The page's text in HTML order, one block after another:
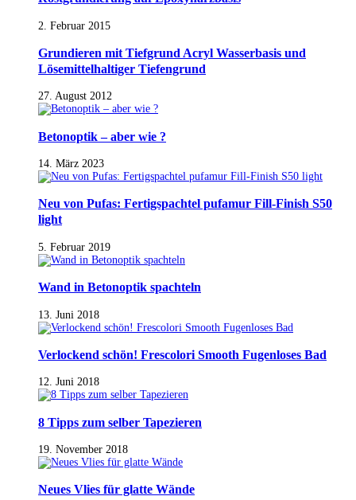
2. Februar 2015
Grundieren mit Tiefgrund Acryl Wasserbasis und
Lösemittelhaltiger Tiefengrund
27. August 2012
Betonoptik – aber wie ?
14. März 2023
Neu von Pufas: Fertigspachtel pufamur Fill-Finish S50
light
5. Februar 2019
Wand in Betonoptik spachteln
13. Juni 2018
Verlockend schön! Frescolori Smooth Fugenloses Bad
12. Juni 2018
8 Tipps zum selber Tapezieren
19. November 2018
Neues Vlies für glatte Wände